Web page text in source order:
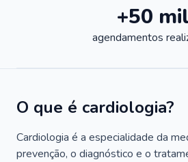
+50 mil
agendamentos
O que é cardiologia?
Cardiologia é a especialidade da
prevenção, o diagnóstico e o